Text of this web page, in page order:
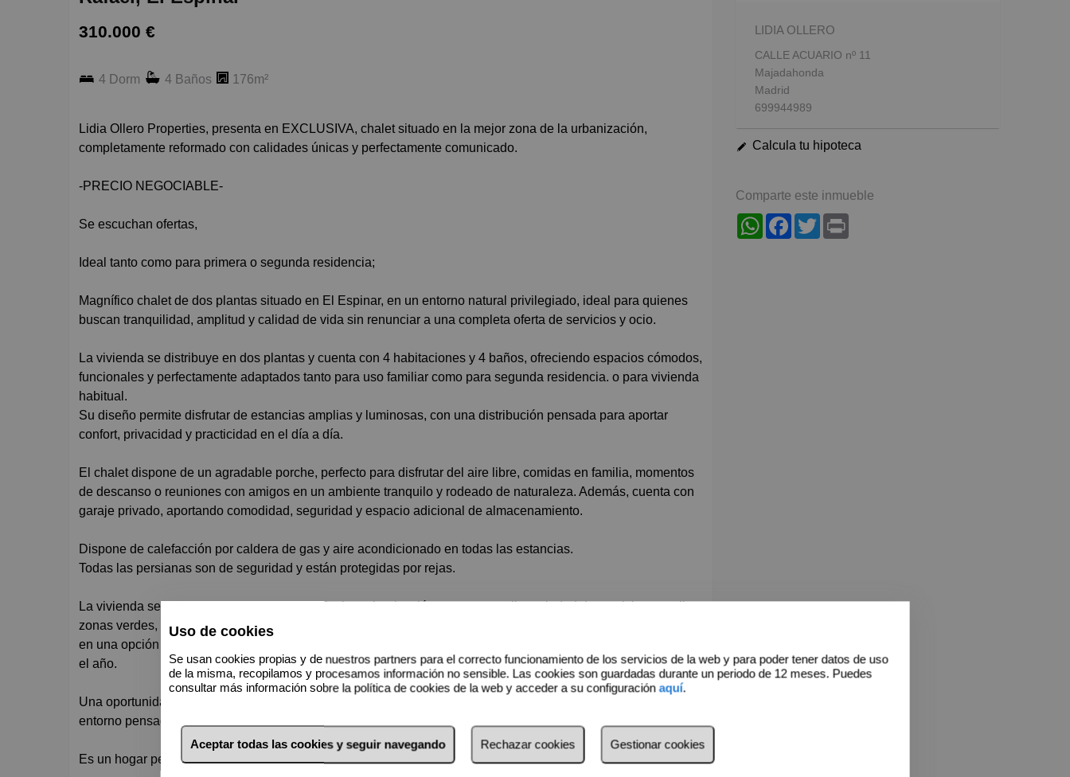
310.000 €
4 Dorm 4 Baños 176m²
Lidia Ollero Properties, presenta en EXCLUSIVA, chalet situado en la mejor zona de la urbanización,
completamente reformado con calidades únicas y perfectamente comunicado.
-PRECIO NEGOCIABLE-
Se escuchan ofertas,
Ideal tanto como para primera o segunda residencia;
Magnífico chalet de dos plantas situado en El Espinar, en un entorno natural privilegiado, ideal para quienes
buscan tranquilidad, amplitud y calidad de vida sin renunciar a una completa oferta de servicios y ocio.
La vivienda se distribuye en dos plantas y cuenta con 4 habitaciones y 4 baños, ofreciendo espacios cómodos,
funcionales y perfectamente adaptados tanto para uso familiar como para segunda residencia. o para vivienda
habitual.
Su diseño permite disfrutar de estancias amplias y luminosas, con una distribución pensada para aportar
confort, privacidad y practicidad en el día a día.
El chalet dispone de un agradable porche, perfecto para disfrutar del aire libre, comidas en familia, momentos
de descanso o reuniones con amigos en un ambiente tranquilo y rodeado de naturaleza. Además, cuenta con
garaje privado, aportando comodidad, seguridad y espacio adicional de almacenamiento.
Dispone de calefacción por caldera de gas y aire acondicionado en todas las estancias.
Todas las persianas son de seguridad y están protegidas por rejas.
La vivienda se encuentra dentro de una exclusiva urbanización con una amplia variedad de servicios: amplias
zonas verdes, lago, cine, bares, spa, pistas de tenis y pádel, piscinas e hípica, lo que convierte esta propiedad
en una opción ideal para quienes desean disfrutar de un estilo de vida activo, familiar y saludable durante todo
el año.
Una oportunidad única para vivir o invertir en una zona natural consolidada, con excelentes prestaciones y un
entorno pensado para el descanso, el ocio y el bienestar.
Es un hogar pensado para empezar a disfrutarlo desde el primer día!
LIDIA OLLERO
CALLE ACUARIO nº 11
Majadahonda
Madrid
699944989
Calcula tu hipoteca
Comparte este inmueble
WhatsAppFacebook
Twitter
Uso de cookies
Se usan cookies propias y de nuestros partners para el correcto funcionamiento de los servicios de la web y para poder tener datos de uso
de la misma, recopilamos y procesamos información no sensible. Las cookies son guardadas durante un periodo de 12 meses. Puedes
consultar más información sobre la política de cookies de la web y acceder a su configuraciónaquí.
Aceptar todas las cookies y seguir navegando Rechazar cookies Gestionar cookies